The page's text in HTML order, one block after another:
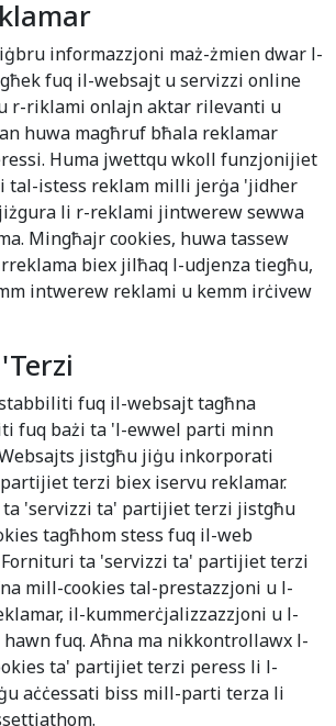
informazzjoni maż-żmien dwar l-
fuq il-websajt u servizzi online
r-riklami onlajn aktar rilevanti u
huwa magħruf bħala reklamar
Huma jwettqu wkoll funzjonijiet
tal-istess reklam milli jerġa 'jidher
li r-reklami jintwerew sewwa
Mingħajr cookies, huwa tassew
biex jilħaq l-udjenza tiegħu,
intwerew reklami u kemm irċivew
fuq il-websajt tagħna
fuq bażi ta 'l-ewwel parti minn
jistgħu jiġu inkorporati
terzi biex iservu reklamar.
'servizzi ta' partijiet terzi jistgħu
tagħhom stess fuq il-web
ta 'servizzi ta' partijiet terzi
mill-cookies tal-prestazzjoni u l-
il-kummerċjalizzazzjoni u l-
fuq. Aħna ma nikkontrollawx l-
ta' partijiet terzi peress li l-
aċċessati biss mill-parti terza li